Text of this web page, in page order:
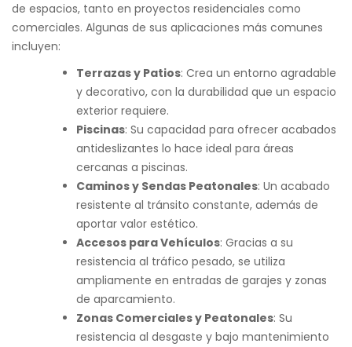
de espacios, tanto en proyectos residenciales como
comerciales. Algunas de sus aplicaciones más comunes
incluyen:
Terrazas y Patios: Crea un entorno agradable
y decorativo, con la durabilidad que un espacio
exterior requiere.
Piscinas: Su capacidad para ofrecer acabados
antideslizantes lo hace ideal para áreas
cercanas a piscinas.
Caminos y Sendas Peatonales: Un acabado
resistente al tránsito constante, además de
aportar valor estético.
Accesos para Vehículos: Gracias a su
resistencia al tráfico pesado, se utiliza
ampliamente en entradas de garajes y zonas
de aparcamiento.
Zonas Comerciales y Peatonales: Su
resistencia al desgaste y bajo mantenimiento